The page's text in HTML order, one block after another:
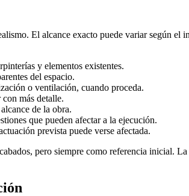
El alcance exacto puede variar según el
y elementos existentes.
del espacio.
o ventilación, cuando proceda.
más detalle.
de la obra.
que pueden afectar a la ejecución.
prevista puede verse afectada.
pero siempre como referencia inicial.